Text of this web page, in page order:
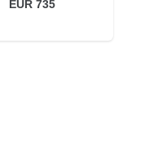
EUR 735